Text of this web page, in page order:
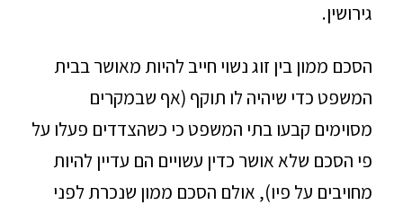
גירושין.
הסכם ממון בין זוג נשוי חייב להיות מאושר בבית
המשפט כדי שיהיה לו תוקף (אף שבמקרים
מסוימים קבעו בתי המשפט כי כשהצדדים פעלו על
פי הסכם שלא אושר כדין עשויים הם עדיין להיות
מחויבים על פיו), אולם הסכם ממון שנכרת לפני